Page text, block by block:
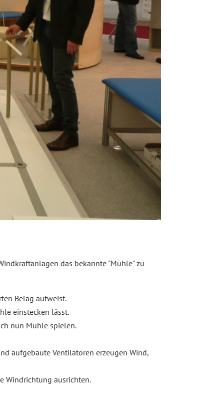
das bekannte "Mühle" zu
Belag aufweist.
einstecken lässt.
nun Mühle spielen.
aufgebaute Ventilatoren erzeugen Wind,
Windrichtung ausrichten.